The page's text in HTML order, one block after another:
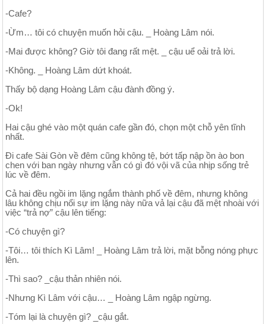
-Cafe?
-Ừm… tôi có chuyện muốn hỏi cậu. _ Hoàng Lâm nói.
-Mai được không? Giờ tôi đang rất mệt. _ cậu uể oải trả lời.
-Không. _ Hoàng Lâm dứt khoát.
Thấy bộ dạng Hoàng Lâm cậu đành đồng ý.
-Ok!
Hai cậu ghé vào một quán cafe gần đó, chọn một chỗ yên tĩnh
nhất.
Đi cafe Sài Gòn về đêm cũng không tệ, bớt tấp nập ồn ào bon
chen với ban ngày nhưng vẫn có gì đó vội vã của nhịp sống trẻ
lúc về đêm.
Cả hai đều ngồi im lặng ngắm thành phố về đêm, nhưng không
lâu không chịu nổi sự im lặng này nữa vả lại cậu đã mệt nhoài với
việc “trả nợ” cậu lên tiếng:
-Có chuyện gì?
-Tôi… tôi thích Kì Lâm! _ Hoàng Lâm trả lời, mặt bỗng nóng phực
lên.
-Thì sao? _cậu thản nhiên nói.
-Nhưng Kì Lâm với cậu… _ Hoàng Lâm ngập ngừng.
-Tóm lại là chuyện gì? _cậu gắt.